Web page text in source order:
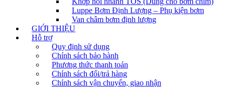
Luppe Bơm Định Lượng – Phụ kiện bơm
Van châm bơm định lượng
GIỚI THIỆU
Hỗ trợ
Quy định sử dụng
Chính sách bảo hành
Phương thức thanh toán
Chính sách đổi/trả hàng
Chính sách vận chuyển, giao nhận